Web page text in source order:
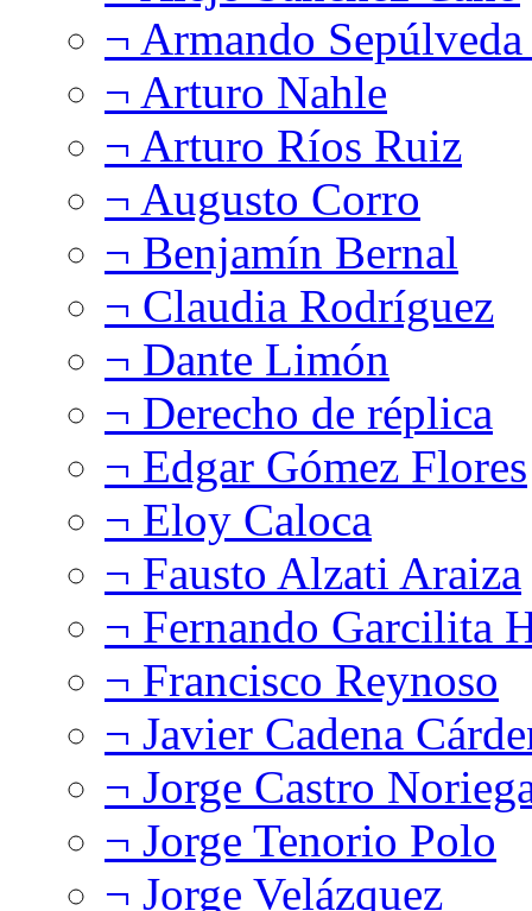
¬ Armando
¬ Arturo Nahle
¬ Arturo Ríos Ruiz
¬ Augusto Corro
¬ Benjamín Bernal
¬ Claudia Rodríguez
¬ Dante Limón
¬ Derecho de réplica
¬ Edgar Gómez Flores
¬ Eloy Caloca
¬ Fausto Alzati Araiza
¬ Fernando Garcilita
¬ Francisco Reynoso
¬ Javier Cadena
¬ Jorge Castro
¬ Jorge Tenorio Polo
¬ Jorge Velázquez